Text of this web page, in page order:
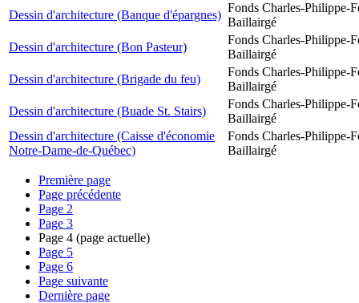
Dessin d'architecture (Banque d'épargnes)
Fonds Charles-Philippe-
Baillairgé
Dessin d'architecture (Bon Pasteur)
Fonds Charles-Philippe-
Baillairgé
Dessin d'architecture (Brigade du feu)
Fonds Charles-Philippe-
Baillairgé
Dessin d'architecture (Buade St. Stairs)
Fonds Charles-Philippe-
Baillairgé
Dessin d'architecture (Caisse d'économie
Notre-Dame-de-Québec)
Fonds Charles-Philippe-
Baillairgé
Première page
Page précédente
Page 2
Page 3
Page 4 (page actuelle)
Page 5
Page 6
Page suivante
Dernière page